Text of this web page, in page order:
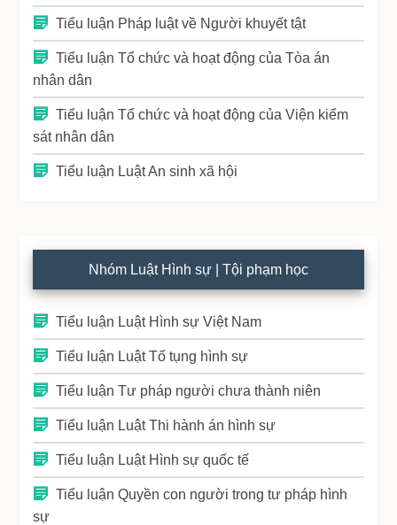
Tiểu luận Pháp luật về Người khuyết tật
Tiểu luận Tổ chức và hoạt động của Tòa án
nhân dân
Tiểu luận Tổ chức và hoạt động của Viện kiểm
sát nhân dân
Tiểu luận Luật An sinh xã hội
Nhóm Luật Hình sự | Tội phạm học
Tiểu luận Luật Hình sự Việt Nam
Tiểu luận Luật Tố tụng hình sự
Tiểu luận Tư pháp người chưa thành niên
Tiểu luận Luật Thi hành án hình sự
Tiểu luận Luật Hình sự quốc tế
Tiểu luận Quyền con người trong tư pháp hình
sự